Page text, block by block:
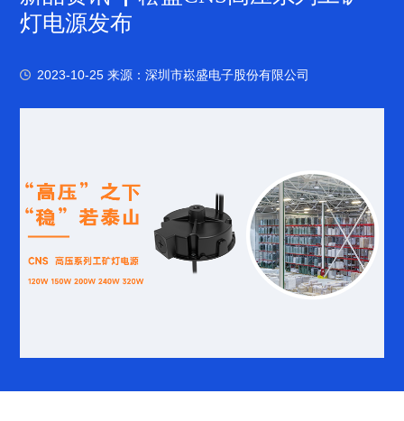
灯电源发布
2023-10-25 来源：深圳市崧盛电子股份有限公司